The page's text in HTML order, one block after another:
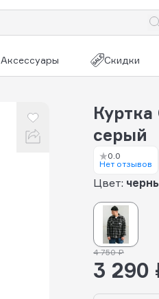
Аксессуары Скидки
серый
0.0
Нет отзывов
Цвет:
4 750 ₽
3 290